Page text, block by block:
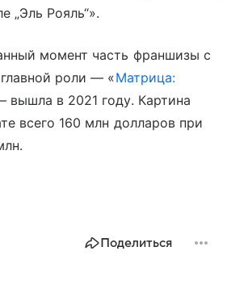
„Эль Рояль“».
момент часть франшизы с
роли — «Матрица:
вышла в 2021 году. Картина
всего 160 млн долларов при
Поделиться